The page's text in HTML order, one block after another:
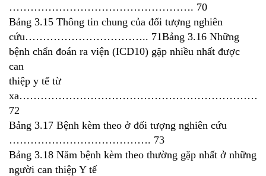
……………………………………………. 70
Bảng 3.15 Thông tin chung của đối tượng nghiên
cứu…………………………….. 71Bảng 3.16 Những
bệnh chẩn đoán ra viện (ICD10) gặp nhiều nhất được
can
thiệp y tế từ
72
Bảng 3.17 Bệnh kèm theo ở đối tượng nghiên cứu
…………………………………. 73
Bảng 3.18 Năm bệnh kèm theo thường gặp nhất ở những
người can thiệp Y tế